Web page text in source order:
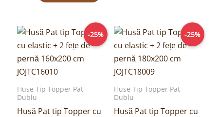
-25%
Huse Tip Topper Pat
Dublu
Husă Pat tip Topper cu
Prețul
inițial
a
fost:
Prețul
curent
este:
149,00lei.
-25%
Huse Tip Topper Pat
Dublu
Husă Pat tip Topper cu
Prețul
inițial
a
fost:
Prețul
curent
este:
149,00lei.